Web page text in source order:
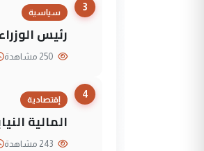
3
سياسية
رئيس
4
إقتصادية
المالية